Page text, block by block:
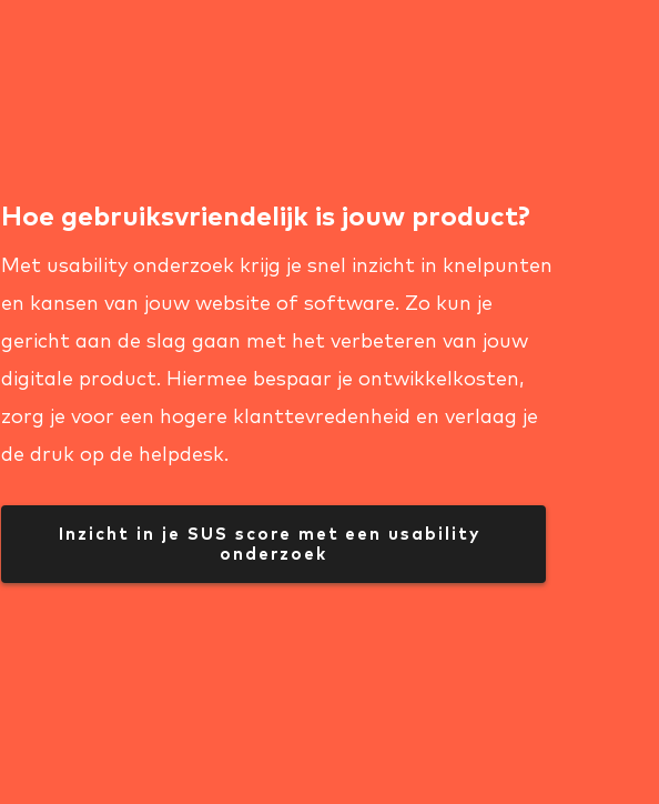
Hoe gebruiksvriendelijk is jouw product?
Met usability onderzoek krijg je snel inzicht in knelpunten
en kansen van jouw website of software. Zo kun je
gericht aan de slag gaan met het verbeteren van jouw
digitale product. Hiermee bespaar je ontwikkelkosten,
zorg je voor een hogere klanttevredenheid en verlaag je
de druk op de helpdesk.
Inzicht in je SUS score met een usability
onderzoek